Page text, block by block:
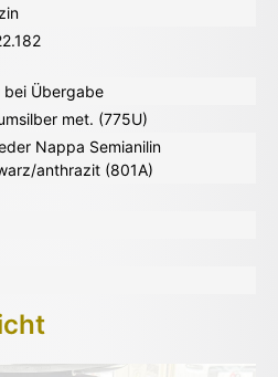
bei Übergabe
met. (775U)
Nappa Semianilin
anthrazit (801A)